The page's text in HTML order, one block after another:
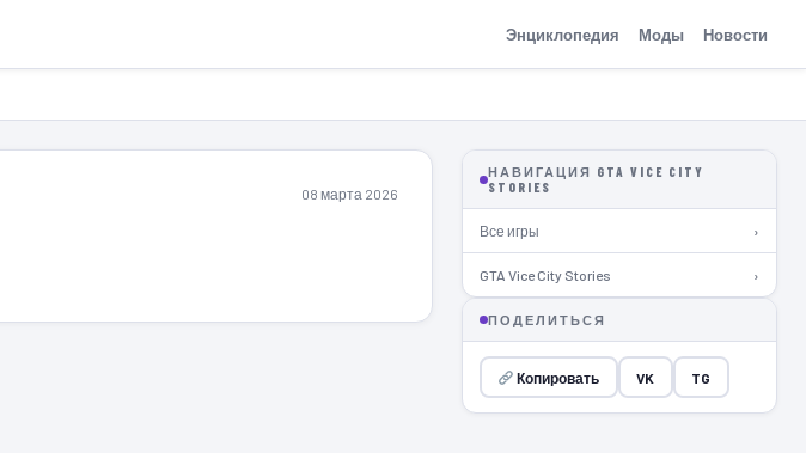
Энциклопедия Моды Новости
08 марта 2026
НАВИГАЦИЯ GTA VICE CITY
STORIES
Все игры ›
GTA Vice City Stories ›
ПОДЕЛИТЬСЯ
Копировать VK TG